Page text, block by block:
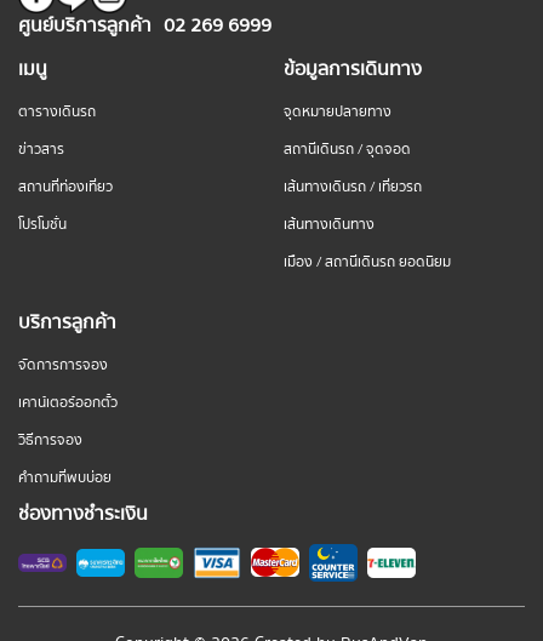
ศูนย์บริการลูกค้า 02 269 6999
เมนู
ตารางเดินรถ
ข่าวสาร
สถานที่ท่องเที่ยว
โปรโมชั่น
ข้อมูลการเดินทาง
จุดหมายปลายทาง
สถานีเดินรถ / จุดจอด
เส้นทางเดินรถ / เที่ยวรถ
เส้นทางเดินทาง
เมือง / สถานีเดินรถ ยอดนิยม
บริการลูกค้า
จัดการการจอง
เคาน์เตอร์ออกตั๋ว
วิธีการจอง
คำถามที่พบบ่อย
ช่องทางชำระเงิน